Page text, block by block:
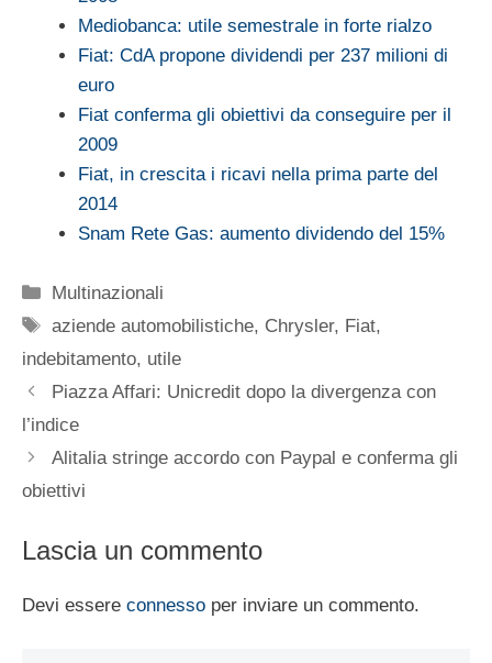
Mediobanca: utile semestrale in forte rialzo
Fiat: CdA propone dividendi per 237 milioni di
euro
Fiat conferma gli obiettivi da conseguire per il
2009
Fiat, in crescita i ricavi nella prima parte del
2014
Snam Rete Gas: aumento dividendo del 15%
Categorie
Multinazionali
Tag
aziende automobilistiche, Chrysler, Fiat,
indebitamento, utile
Piazza Affari: Unicredit dopo la divergenza con
l’indice
Alitalia stringe accordo con Paypal e conferma gli
obiettivi
Lascia un commento
Devi essere connesso per inviare un commento.